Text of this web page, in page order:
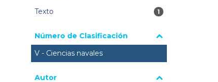
Texto
1 resultados
1
Número de Clasificación
V - Ciencias navales
Autor